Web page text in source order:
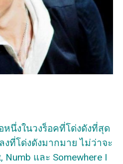
หนึ่งในวงร็อคที่โด่งดังที่สุด
งที่โด่งดังมากมาย ไม่ว่าจะ
Numb และ Somewhere I